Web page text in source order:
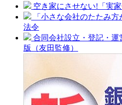
空き家にさせない!「実家
「小さな会社のたたみ
法令
合同会社設立・登記・運
版（友田監修）